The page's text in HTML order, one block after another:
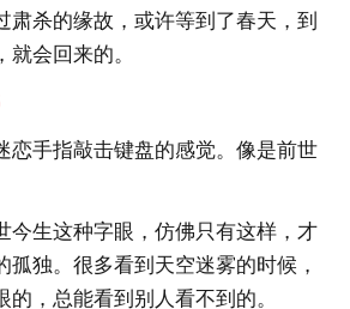
肃杀的缘故，或许等到了春天，到
会回来的。
恋手指敲击键盘的感觉。像是前世
今生这种字眼，仿佛只有这样，才
孤独。很多看到天空迷雾的时候，
的，总能看到别人看不到的。